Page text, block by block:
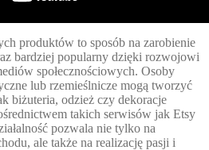
produktów to sposób na zarobienie
bardziej popularny dzięki rozwojowi
społecznościowych. Osoby
lub rzemieślnicze mogą tworzyć
biżuteria, odzież czy dekoracje
takich serwisów jak Etsy
pozwala nie tylko na
ale także na realizację pasji i